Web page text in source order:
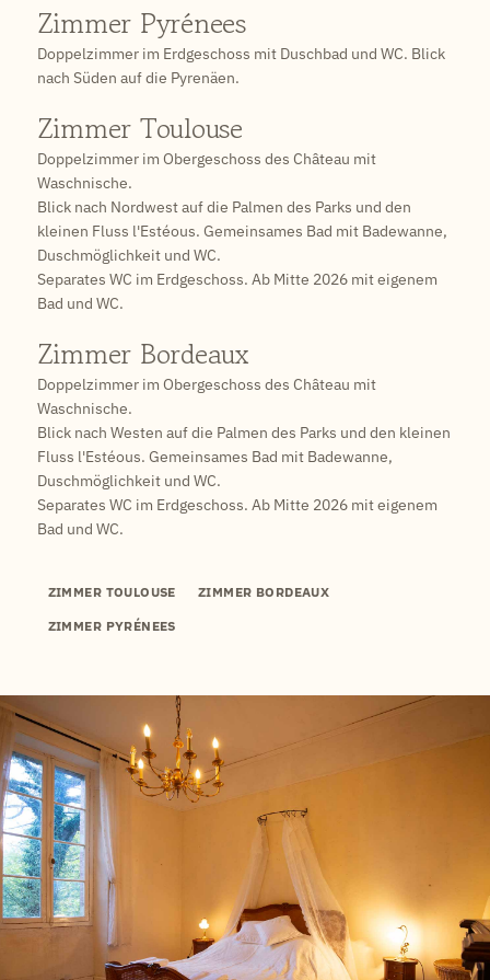
Zimmer Pyrénees
Doppelzimmer im Erdgeschoss mit Duschbad und WC. Blick
nach Süden auf die Pyrenäen.
Zimmer Toulouse
Doppelzimmer im Obergeschoss des Château mit
Waschnische.
Blick nach Nordwest auf die Palmen des Parks und den
kleinen Fluss l'Estéous. Gemeinsames Bad mit Badewanne,
Duschmöglichkeit und WC.
Separates WC im Erdgeschoss. Ab Mitte 2026 mit eigenem
Bad und WC.
Zimmer Bordeaux
Doppelzimmer im Obergeschoss des Château mit
Waschnische.
Blick nach Westen auf die Palmen des Parks und den kleinen
Fluss l'Estéous. Gemeinsames Bad mit Badewanne,
Duschmöglichkeit und WC.
Separates WC im Erdgeschoss. Ab Mitte 2026 mit eigenem
Bad und WC.
ZIMMER TOULOUSE ZIMMER BORDEAUX
ZIMMER PYRÉNEES